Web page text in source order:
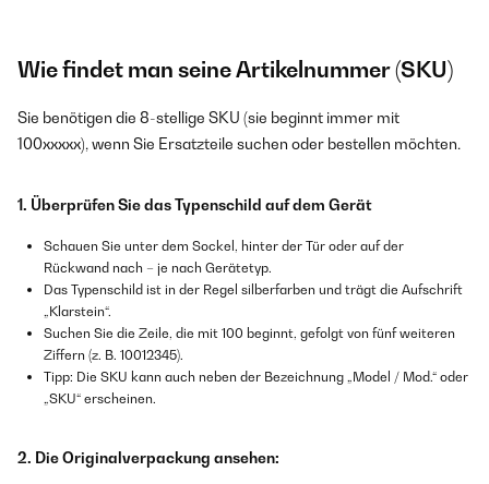
Wie findet man seine Artikelnummer (SKU)
Sie benötigen die 8-stellige SKU (sie beginnt immer mit
100xxxxx), wenn Sie Ersatzteile suchen oder bestellen möchten.
1. Überprüfen Sie das Typenschild auf dem Gerät
Schauen Sie unter dem Sockel, hinter der Tür oder auf der
Rückwand nach – je nach Gerätetyp.
Das Typenschild ist in der Regel silberfarben und trägt die Aufschrift
„Klarstein“.
Suchen Sie die Zeile, die mit 100 beginnt, gefolgt von fünf weiteren
Ziffern (z. B. 10012345).
Tipp: Die SKU kann auch neben der Bezeichnung „Model / Mod.“ oder
„SKU“ erscheinen.
2. Die Originalverpackung ansehen: